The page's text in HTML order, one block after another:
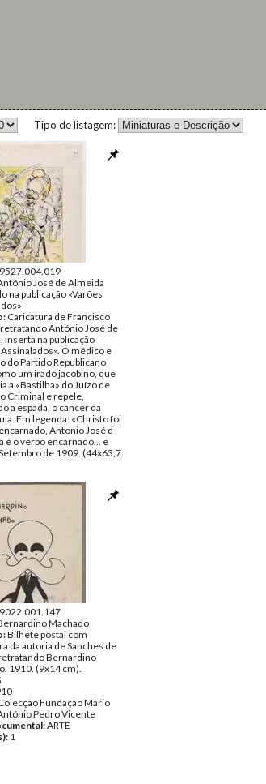
Tipo de listagem:
José de Almeida
na publicação «Varões
Caricatura de Francisco
António José de
inserta na publicação
Assinalados». O médico e
do Partido Republicano
um irado jacobino, que
a «Bastilha» do Juízo de
Criminal e repele,
a espada, o câncer da
Em legenda: «Christo foi
Antonio José d
é o verbo encarnado... e
de 1909. (44x63,7
«Christo foi o verbo
Antonio José d´Almeida é
e verde.»
de 1909
Colecção Fundação Mário
Pedro Vicente
ARTE
2
Machado
Bilhete postal com
da autoria de Sanches de
Bernardino
1910. (9x14 cm).
Fundação Mário
Pedro Vicente
ARTE
1